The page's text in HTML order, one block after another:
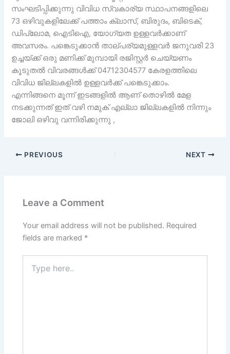
സംഘടിപ്പിക്കുന്നു വിവിധ സ്വകാര്യ സ്ഥാപനങ്ങളിലെ
73 ഒഴിവുകളിലേക്ക് പത്താം ക്ലാസ്, ബിരുദം, ബിടെക്,
ഡിപ്ലോമ, ഐടിഐ, യോഗ്യത ഉള്ളവർക്കാണ്
അവസരം. പങ്കെടുക്കാൻ താല്പര്യമുള്ളവർ ജനുവരി 23
ഉച്ചയ്ക്ക് ഒരു മണിക്ക് മുമ്പായി രജിസ്റ്റർ ചെയ്യണം
കൂടുതൽ വിവരങ്ങൾക്ക് 04712304577 കേരളത്തിലെ
വിവിധ ജില്ലകളിൽ ഉള്ളവർക്ക് പങ്കെടുക്കാം.
എന്നിങ്ങനെ മൂന്ന് ഇടങ്ങളിൽ ആണ് തൊഴിൽ മേള
നടക്കുന്നത് ഇത് വഴി നമുക് എല്ലാ ജില്ലകളിൽ നിന്നും
ജോലി ഒഴിവു വന്നിരിക്കുന്നു ,
PREVIOUS NEXT
Leave a Comment
Your email address will not be published. Required
fields are marked *
here..